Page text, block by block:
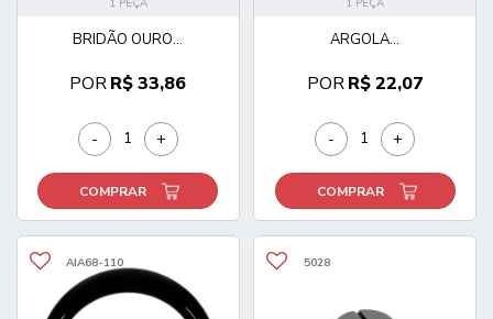
1 PEÇA
BRIDÃO OURO...
PORR$ 33,86
- +
COMPRAR
1 PEÇA
ARGOLA...
PORR$ 22,07
- +
COMPRAR
AIA68-110 5028